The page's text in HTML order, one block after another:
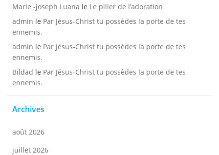
Marie -joseph Luana le Le pilier de l’adoration
admin le Par Jésus-Christ tu possèdes la porte de tes
ennemis.
admin le Par Jésus-Christ tu possèdes la porte de tes
ennemis.
Bildad le Par Jésus-Christ tu possèdes la porte de tes
ennemis.
Archives
août 2026
juillet 2026